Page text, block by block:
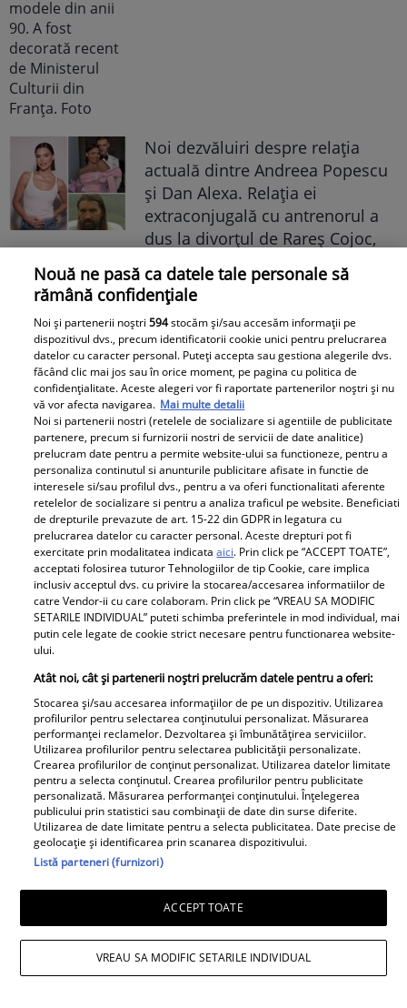
Noi dezvăluiri despre relația
actuală dintre Andreea Popescu
și Dan Alexa. Relația ei
extraconjugală cu antrenorul a
dus la divorțul de Rareș Cojoc,
însă nimeni nu se aștepta la ce
se întâmplă în prezent
Este în culmea fericirii! Vedeta a
devenit mamă pentru a doua
oară și a dezvăluit prima
imagine cu fiul său: „Iubirile
vieții mele” Foto
A1.ro
Poftiți pe la noi: Poftiți la
întrecere. Mirela Vaida și
Adriana Trandafir, în centrul
atenției după provocarea lui Nea
Mărin
Nouă ne pasă ca datele tale personale să
rămână confidențiale
Noi și partenerii noștri594stocăm și/sau accesăm informații pe
dispozitivul dvs., precum identificatorii cookie unici pentru prelucrarea
datelor cu caracter personal. Puteți accepta sau gestiona alegerile dvs.
făcând clic mai jos sau în orice moment, pe pagina cu politica de
confidențialitate. Aceste alegeri vor fi raportate partenerilor noștri și nu
vă vor afecta navigarea. Mai multe detalii
Noi si partenerii nostri (retelele de socializare si agentiile de publicitate
partenere, precum si furnizorii nostri de servicii de date analitice)
prelucram date pentru a permite website-ului sa functioneze, pentru a
personaliza continutul si anunturile publicitare afisate in functie de
interesele si/sau profilul dvs., pentru a va oferi functionalitati aferente
retelelor de socializare si pentru a analiza traficul pe website. Beneficiati
de drepturile prevazute de art. 15-22 din GDPR in legatura cu
prelucrarea datelor cu caracter personal. Aceste drepturi pot fi
exercitate prin modalitatea indicataaici. Prin click pe “ACCEPT TOATE”,
acceptati folosirea tuturor Tehnologiilor de tip Cookie, care implica
inclusiv acceptul dvs. cu privire la stocarea/accesarea informatiilor de
catre Vendor-ii cu care colaboram. Prin click pe “VREAU SA MODIFIC
SETARILE INDIVIDUAL” puteti schimba preferintele in mod individual, mai
putin cele legate de cookie strict necesare pentru functionarea website-
ului.
Atât noi, cât și partenerii noștri prelucrăm datele pentru a oferi:
Stocarea și/sau accesarea informațiilor de pe un dispozitiv. Utilizarea
profilurilor pentru selectarea conținutului personalizat. Măsurarea
performanței reclamelor. Dezvoltarea și îmbunătățirea serviciilor.
Utilizarea profilurilor pentru selectarea publicității personalizate.
Crearea profilurilor de conținut personalizat. Utilizarea datelor limitate
pentru a selecta conținutul. Crearea profilurilor pentru publicitate
personalizată. Măsurarea performanței conținutului. Înțelegerea
publicului prin statistici sau combinații de date din surse diferite.
Utilizarea de date limitate pentru a selecta publicitatea. Date precise de
geolocație și identificarea prin scanarea dispozitivului.
Listă parteneri (furnizori)
ACCEPT TOATE
VREAU SA MODIFIC SETARILE INDIVIDUAL